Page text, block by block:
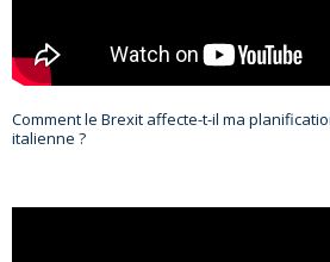
Comment le Brexit affecte-t-il ma
italienne ?